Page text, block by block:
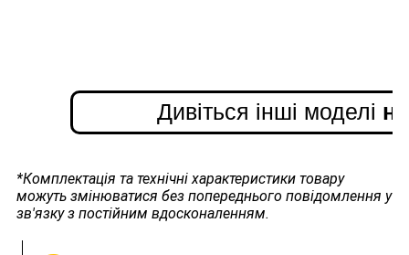
Дивіться інші моделі
*Комплектація та технічні характеристики товару
можуть змінюватися без попереднього повідомлення у
зв'язку з постійним вдосконаленням.